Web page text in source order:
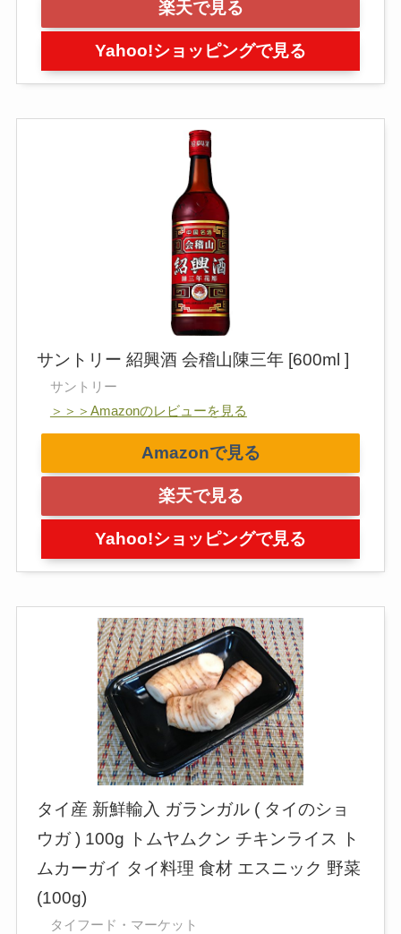
楽天で見る
Yahoo!ショッピングで見る
サントリー 紹興酒 会稽山陳三年 [600ml ]
サントリー
＞＞＞Amazonのレビューを見る
Amazonで見る
楽天で見る
Yahoo!ショッピングで見る
タイ産 新鮮輸入 ガランガル ( タイのショ
ウガ ) 100g トムヤムクン チキンライス ト
ムカーガイ タイ料理 食材 エスニック 野菜
(100g)
タイフード・マーケット